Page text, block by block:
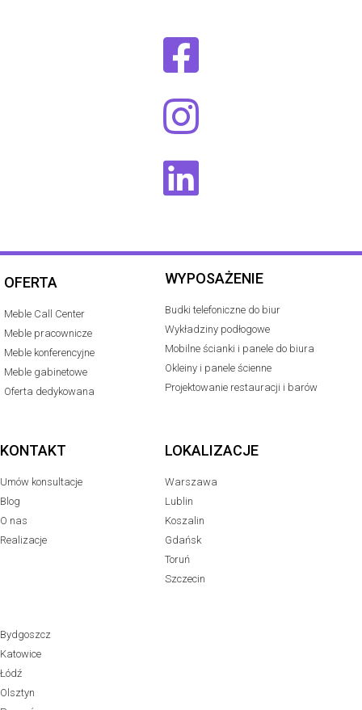
OFERTA
Meble Call Center
Meble pracownicze
Meble konferencyjne
Meble gabinetowe
Oferta dedykowana
WYPOSAŻENIE
Budki telefoniczne do biur
Wykładziny podłogowe
Mobilne ścianki i panele do biura
Okleiny i panele ścienne
Projektowanie restauracji i barów
KONTAKT
Umów konsultacje
Blog
O nas
Realizacje
LOKALIZACJE
Warszawa
Lublin
Koszalin
Gdańsk
Toruń
Szczecin
Bydgoszcz
Katowice
Łódź
Olsztyn